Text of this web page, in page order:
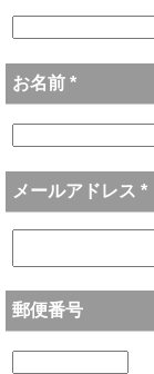
お名前 *
メールアドレス *
郵便番号